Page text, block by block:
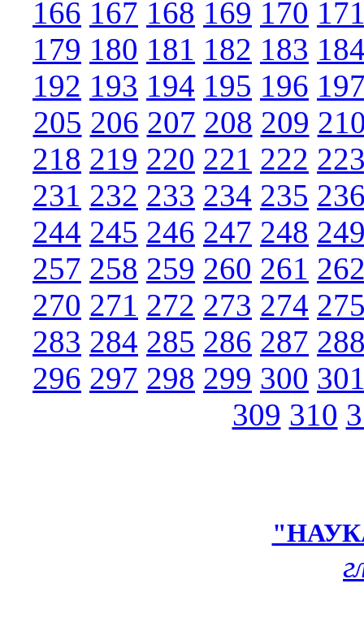
166 167 168 169 170
179 180 181 182 183
192 193 194 195 196
205 206 207 208 209
218 219 220 221 222
231 232 233 234 235
244 245 246 247 248
257 258 259 260 261
270 271 272 273 274
283 284 285 286 287
296 297 298 299 300
309 310